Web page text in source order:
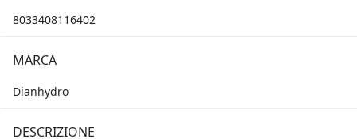
8033408116402
MARCA
Dianhydro
DESCRIZIONE